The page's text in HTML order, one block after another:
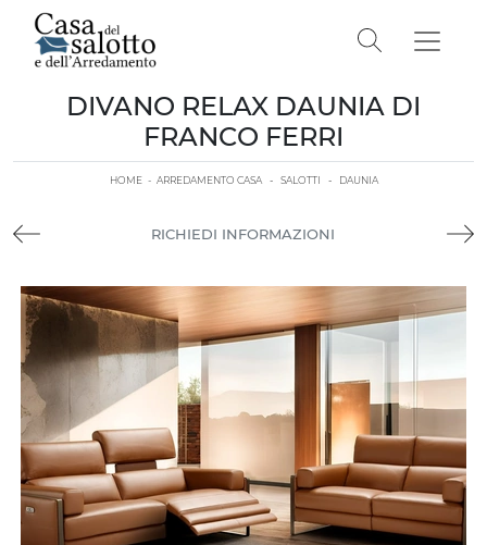
DIVANO RELAX DAUNIA DI
FRANCO FERRI
HOME - ARREDAMENTO CASA - SALOTTI - DAUNIA
RICHIEDI INFORMAZIONI